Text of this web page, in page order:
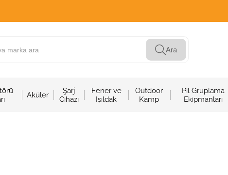
Ara
Aküler
Şarj
Cihazı
Fener ve
Işıldak
Outdoor
Kamp
Pil Gruplama
Ekipmanları